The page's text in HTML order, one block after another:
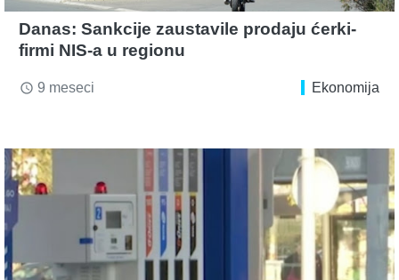
Danas: Sankcije zaustavile prodaju ćerki-
firmi NIS-a u regionu
access_time 9 meseci Ekonomija